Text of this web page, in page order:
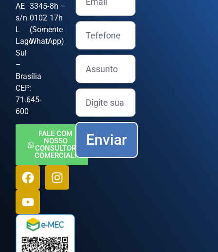
AE
s/n
L
Lago
Sul
–
Brasília
CEP:
71.645-
600
3345-
0102
(Somente
WhatApp)
8h –
17h
FALE COM
NOSSO
CONSULTOR
COMERCIAL!
Enviar